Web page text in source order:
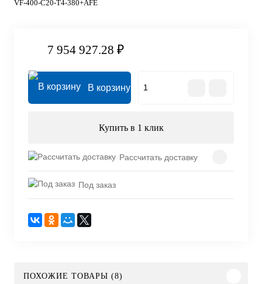
VF-400-C20-T4-380+AFE
7 954 927.28 ₽
В корзину
Купить в 1 клик
Рассчитать доставку
Под заказ
ПОХОЖИЕ ТОВАРЫ (8)